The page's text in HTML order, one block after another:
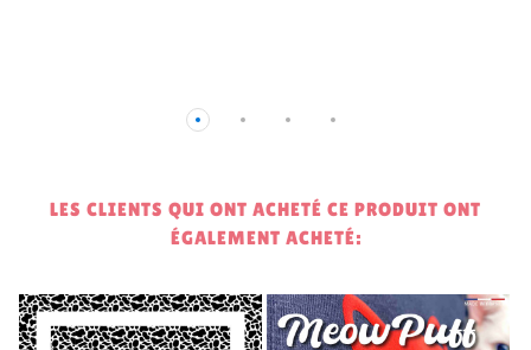
LES CLIENTS QUI ONT ACHETÉ CE PRODUIT ONT
ÉGALEMENT ACHETÉ: